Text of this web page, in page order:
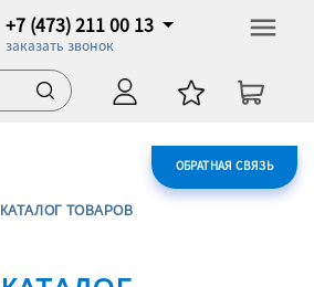
+7 (473) 211 00 13
заказать звонок
ОБРАТНАЯ СВЯЗЬ
КАТАЛОГ ТОВАРОВ